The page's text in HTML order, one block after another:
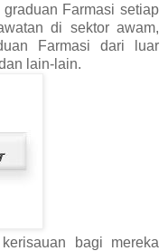
Farmasi setiap
di sektor awam,
Farmasi dari luar
lain-lain.
bagi mereka